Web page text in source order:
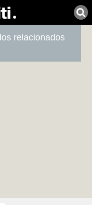
relacionados